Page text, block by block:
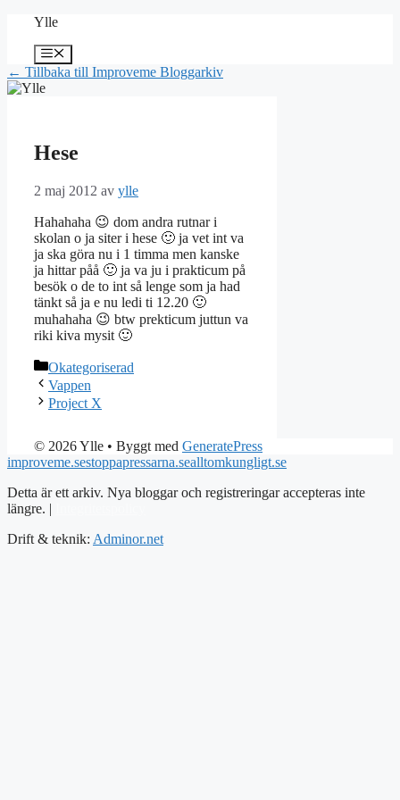
Hoppa
innehåll
Ylle
Meny
← Tillbaka till Improveme Bloggarkiv
Hese
2 maj 2012 av ylle
Hahahaha 😉 dom andra rutnar i
skolan o ja siter i hese 🙂 ja vet int va
ja ska göra nu i 1 timma men kanske
ja hittar påå 🙂 ja va ju i prakticum på
besök o de to int så lenge som ja had
tänkt så ja e nu ledi ti 12.20 🙂
muhahaha 😉 btw prekticum juttun va
riki kiva mysit 🙂
Kategorier
Okategoriserad
Vappen
Project X
© 2026 Ylle • Byggt med GeneratePress
improveme.sestoppapressarna.sealltomkungligt.se
Detta är ett arkiv. Nya bloggar och registreringar accepteras inte
längre. |
Drift & teknik: Adminor.net